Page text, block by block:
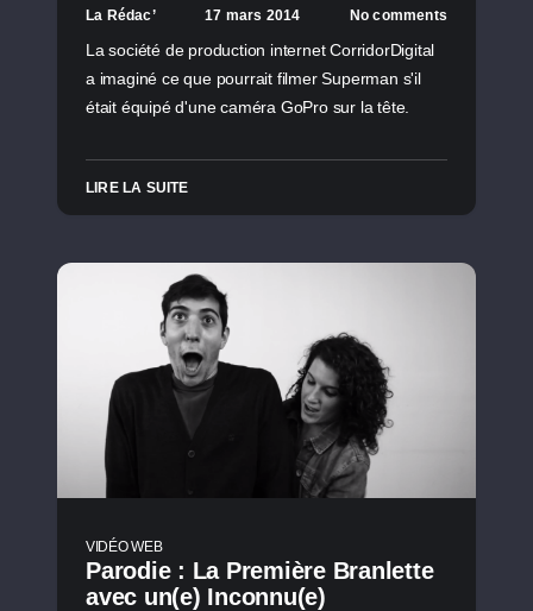
La Rédac’ 17 mars 2014 No comments
La société de production internet CorridorDigital
a imaginé ce que pourrait filmer Superman s'il
était équipé d'une caméra GoPro sur la tête.
LIRE LA SUITE
VIDÉO WEB
Parodie : La Première Branlette
avec un(e) Inconnu(e)